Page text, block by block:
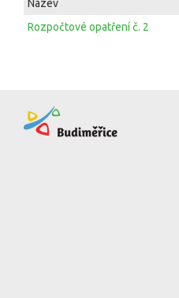
Název
Rozpočtové opatření č. 2